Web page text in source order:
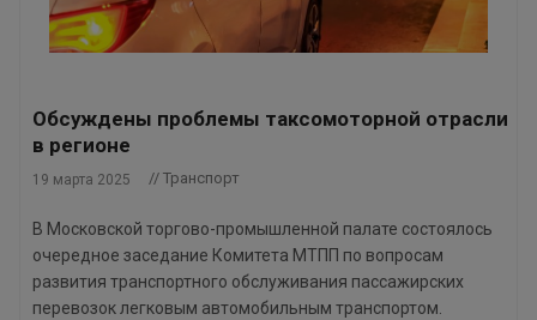
Обсуждены проблемы таксомоторной отрасли
в регионе
19 марта 2025 // Транспорт
В Московской торгово-промышленной палате состоялось
очередное заседание Комитета МТПП по вопросам
развития транспортного обслуживания пассажирских
перевозок легковым автомобильным транспортом.